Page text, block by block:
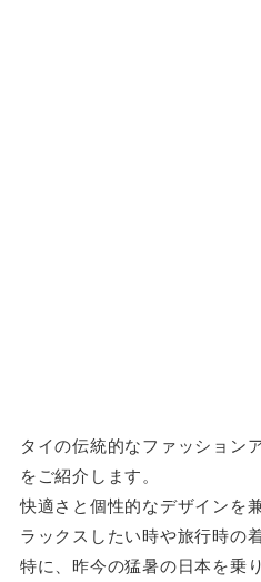
タイの伝統的なファッション
をご紹介します。
快適さと個性的なデザインを
ラックスしたい時や旅行時の
特に、昨今の猛暑の日本を乗